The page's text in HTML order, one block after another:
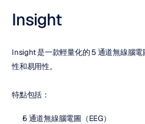
Insight
Insight 是一款輕量化的 5 通道無線腦
性和易用性。
特點包括：
5 通道無線腦電圖（EEG）